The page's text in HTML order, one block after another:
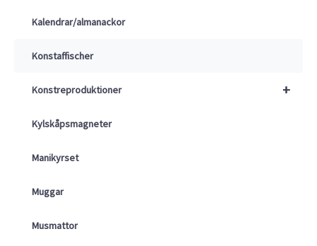
Kalendrar/almanackor
Konstaffischer
+
Konstreproduktioner
Kylskåpsmagneter
Manikyrset
Muggar
Musmattor